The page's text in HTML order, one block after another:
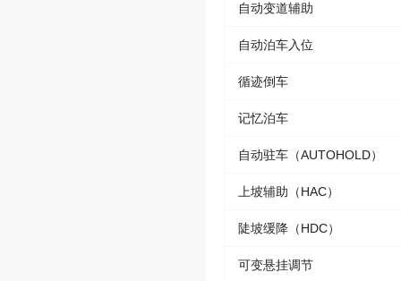
自动变道辅助
自动泊车入位
循迹倒车
记忆泊车
自动驻车（AUTOHOLD）
上坡辅助（HAC）
陡坡缓降（HDC）
可变悬挂调节